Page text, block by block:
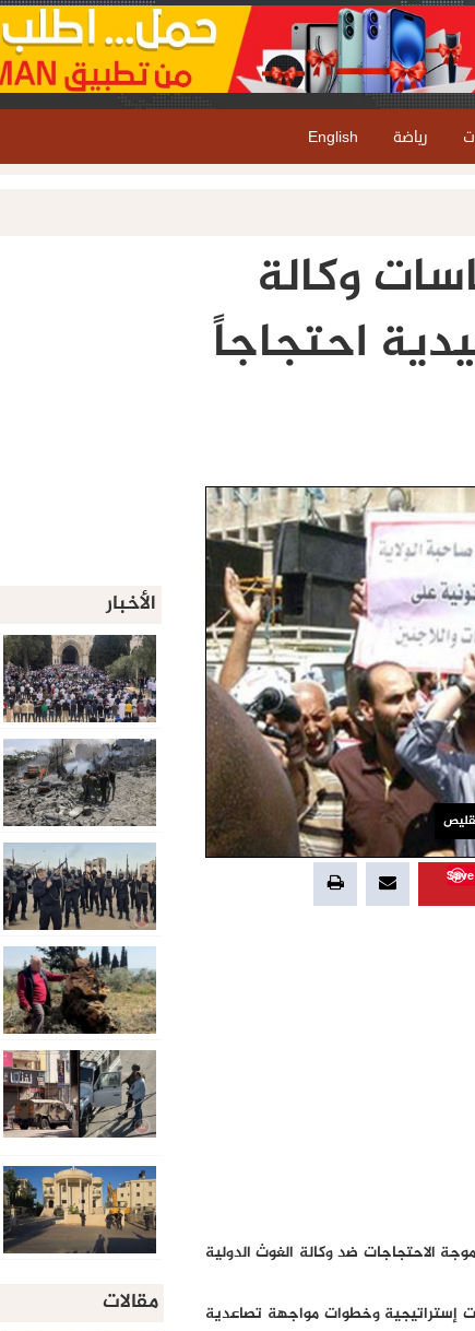
رياضة English
وكالة
احتجاجاً
Save
الاحتجاجات ضد وكالة الغوث الدولية
الموافق 2019-02-13، على أنها "قد أعدت إستراتيجية وخطوات مواجهة تصاعدية
الأخبار
مقالات